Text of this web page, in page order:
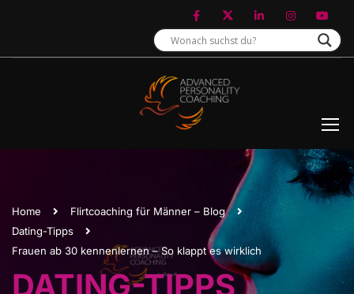
Home
Flirtcoaching für Männer – Blog
Dating-Tipps
Frauen ab 30 kennenlernen – So klappt es wirklich
DATING-TIPPS